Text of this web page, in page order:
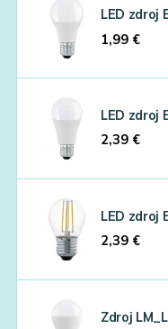
LED zdroj
1,99 €
LED zdroj
2,39 €
LED zdroj
2,39 €
Zdroj